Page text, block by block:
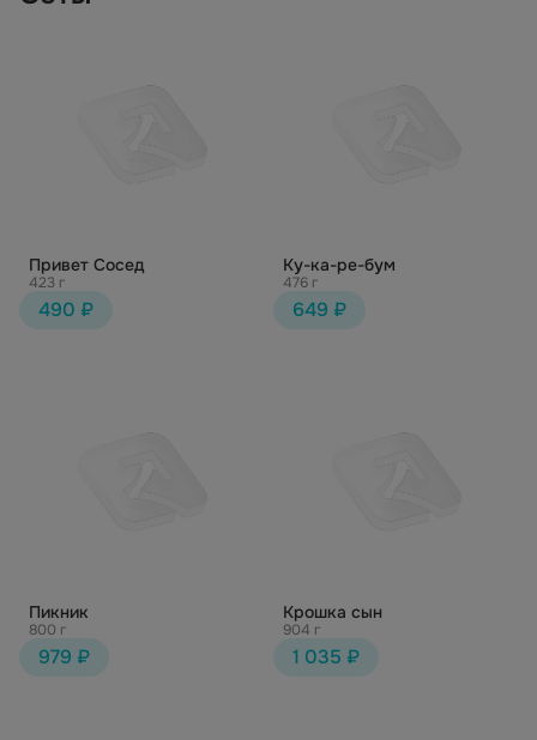
Привет Сосед
423 г
490 ₽
Ку-ка-ре-бум
476 г
649 ₽
Пикник
800 г
979 ₽
Крошка сын
904 г
1 035 ₽